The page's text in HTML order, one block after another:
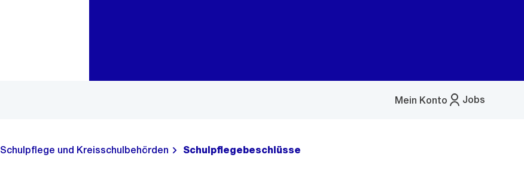
Jobs
Mein Konto
Menü
Schulpflege und Kreisschulbehörden Schulpflegebeschlüsse